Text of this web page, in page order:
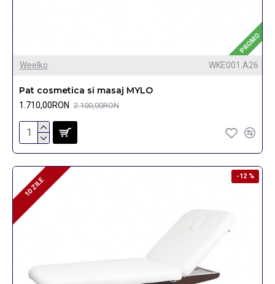
PROMO
Weelko WKE001.A26
Pat cosmetica si masaj MYLO
1.710,00RON 2.100,00RON
-12 %
10 ZILE
10 ZILE